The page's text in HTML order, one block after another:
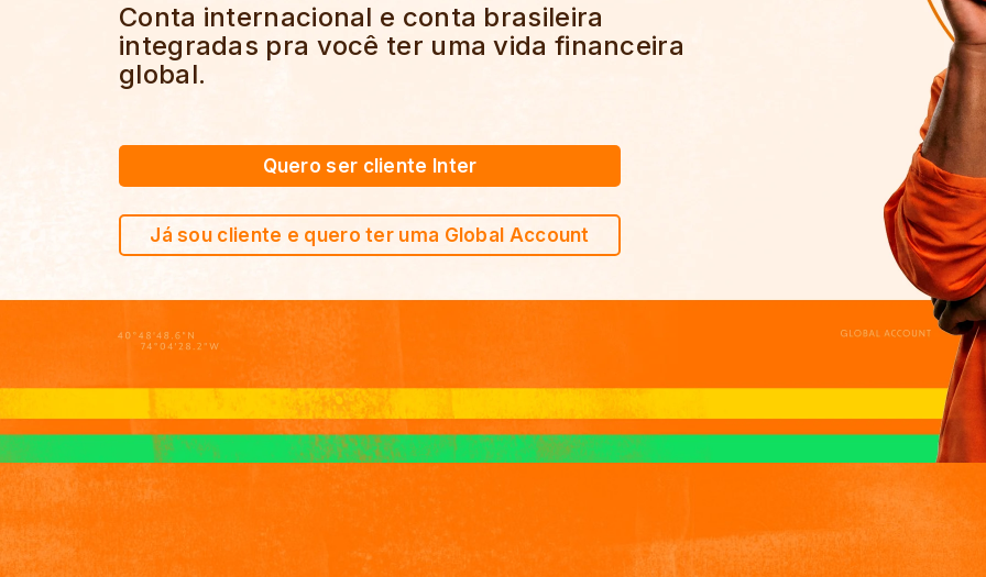
Conta internacional e conta brasileira
integradas pra você ter uma vida financeira
global.
Quero ser cliente Inter
Já sou cliente e quero ter uma Global Account